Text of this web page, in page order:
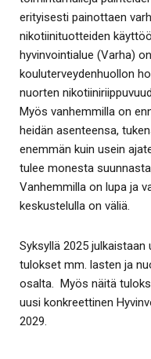
erityisesti painottaen
nikotiinituotteiden
hyvinvointialue (Varha)
kouluterveydenhuollon
nuorten
Myös vanhemmilla on
heidän asenteensa,
enemmän kuin usein
tulee monesta
Vanhemmilla on lupa ja
keskustelulla on väliä.
Syksyllä 2025 julkaistaan
tulokset mm. lasten ja
osalta. Myös näitä
uusi konkreettinen
2029.